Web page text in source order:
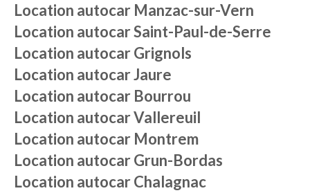
Location autocar Manzac-sur-Vern
Location autocarSaint-Paul-de-Serre
Location autocarGrignols
Location autocarJaure
Location autocar Bourrou
Location autocarVallereuil
Location autocar Montrem
Location autocarGrun-Bordas
Location autocarChalagnac